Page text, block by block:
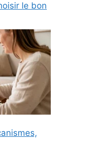
le bon